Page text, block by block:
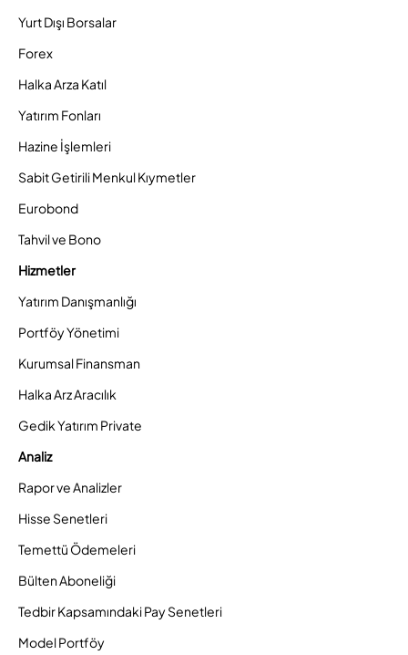
Yurt Dışı Borsalar
Forex
Halka Arza Katıl
Yatırım Fonları
Hazine İşlemleri
Sabit Getirili Menkul Kıymetler
Eurobond
Tahvil ve Bono
Hizmetler
Yatırım Danışmanlığı
Portföy Yönetimi
Kurumsal Finansman
Halka Arz Aracılık
Gedik Yatırım Private
Analiz
Rapor ve Analizler
Hisse Senetleri
Temettü Ödemeleri
Bülten Aboneliği
Tedbir Kapsamındaki Pay Senetleri
Model Portföy